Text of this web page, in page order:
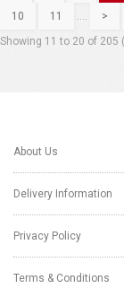
10 11 .... >
Showing 11 to 20 of 205
About Us
Delivery Information
Privacy Policy
Terms & Conditions